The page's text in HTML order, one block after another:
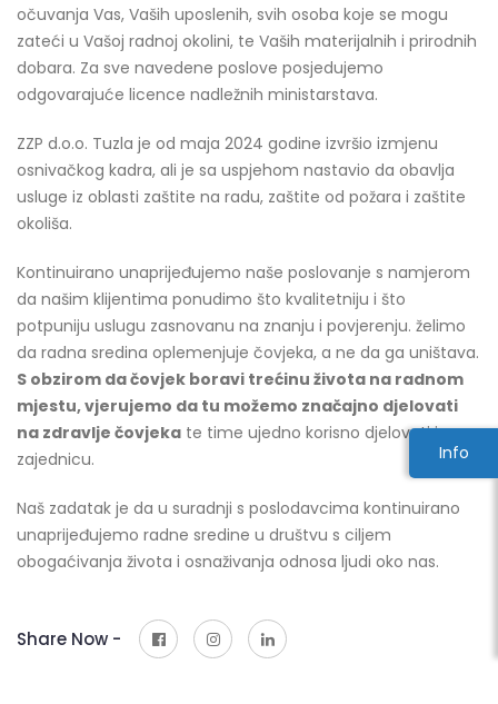
Info
očuvanja Vas, Vaših uposlenih, svih osoba koje se mogu
zateći u Vašoj radnoj okolini, te Vaših materijalnih i prirodnih
dobara. Za sve navedene poslove posjedujemo
odgovarajuće licence nadležnih ministarstava.
ZZP d.o.o. Tuzla je od maja 2024 godine izvršio izmjenu
osnivačkog kadra, ali je sa uspjehom nastavio da obavlja
usluge iz oblasti zaštite na radu, zaštite od požara i zaštite
okoliša.
Kontinuirano unaprijeđujemo naše poslovanje s namjerom
da našim klijentima ponudimo što kvalitetniju i što
potpuniju uslugu zasnovanu na znanju i povjerenju. želimo
da radna sredina oplemenjuje čovjeka, a ne da ga uništava.
S obzirom da čovjek boravi trećinu života na radnom
mjestu, vjerujemo da tu možemo značajno djelovati
na zdravlje čovjeka te time ujedno korisno djelovati i na
zajednicu.
Naš zadatak je da u suradnji s poslodavcima kontinuirano
unaprijeđujemo radne sredine u društvu s ciljem
obogaćivanja života i osnaživanja odnosa ljudi oko nas.
Share Now -